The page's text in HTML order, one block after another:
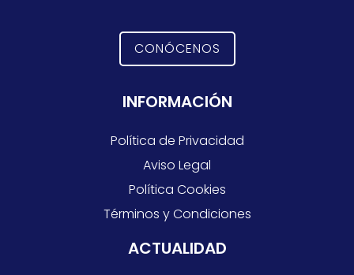
CONÓCENOS
INFORMACIÓN
Política de Privacidad
Aviso Legal
Política Cookies
Términos y Condiciones
ACTUALIDAD